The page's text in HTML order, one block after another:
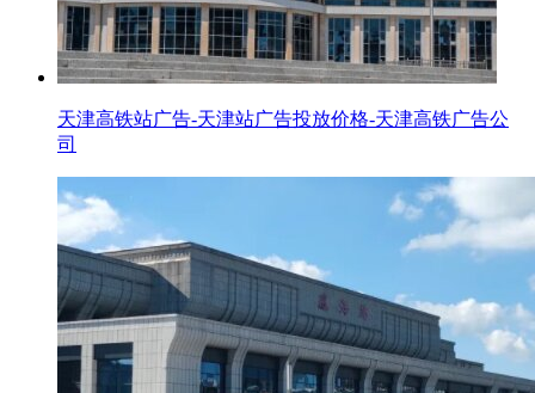
天津高铁站广告-天津站广告投放价格-天津高铁广告公
司